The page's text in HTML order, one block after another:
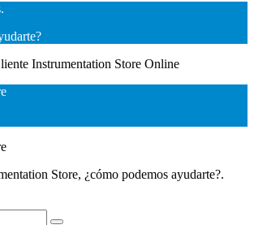
Instrumentation Store Online
Store, ¿cómo podemos ayudarte?.